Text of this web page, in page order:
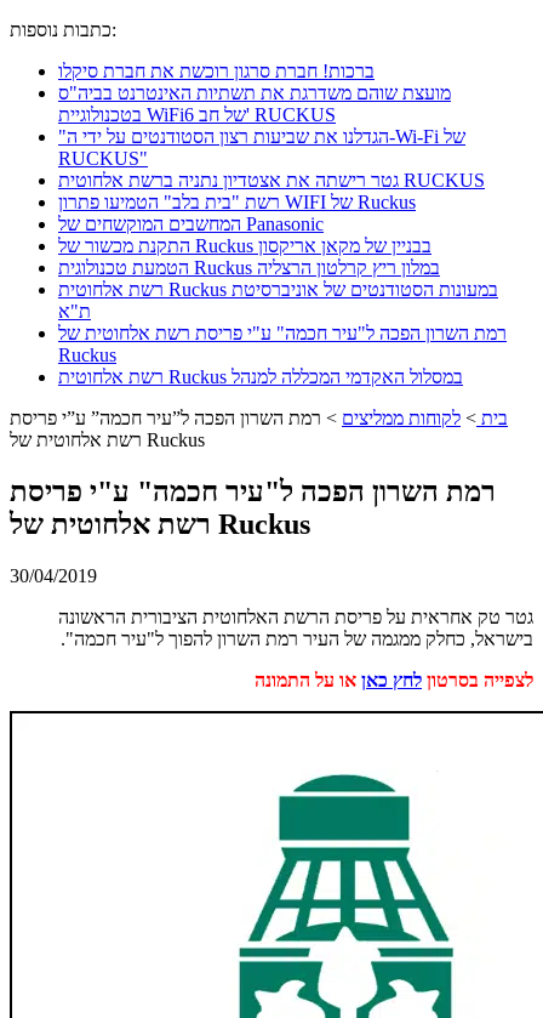
כתבות נוספות:
ברכות! חברת סרגון רוכשת את חברת סיקלו
מועצת שוהם משדרגת את תשתיות האינטרנט בביה"ס
בטכנולוגיית WiFi6 של חב' RUCKUS
"הגדלנו את שביעות רצון הסטודנטים על ידי ה-Wi-Fi של
RUCKUS"
גטר רישתה את אצטדיון נתניה ברשת אלחוטית RUCKUS
רשת "בית בלב" הטמיעו פתרון WIFI של Ruckus
המחשבים המוקשחים של Panasonic
התקנת מכשור של Ruckus בבניין של מקאן אריקסון
הטמעת טכנולוגית Ruckus במלון ריץ קרלטון הרצליה
רשת אלחוטית Ruckus במעונות הסטודנטים של אוניברסיטת
ת"א
רמת השרון הפכה ל"עיר חכמה" ע"י פריסת רשת אלחוטית של
Ruckus
רשת אלחוטית Ruckus במסלול האקדמי המכללה למנהל
בית > לקוחות ממליצים > רמת השרון הפכה ל”עיר חכמה” ע”י פריסת
רשת אלחוטית של Ruckus
רמת השרון הפכה ל"עיר חכמה" ע"י פריסת
רשת אלחוטית של Ruckus
30/04/2019
גטר טק אחראית על פריסת הרשת האלחוטית הציבורית הראשונה
בישראל, כחלק ממגמה של העיר רמת השרון להפוך ל"עיר חכמה".
לצפייה בסרטון לחץ כאן או על התמונה